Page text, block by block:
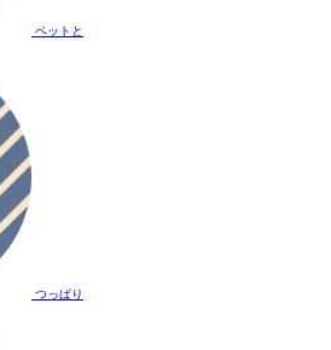
ペットと
つっぱり